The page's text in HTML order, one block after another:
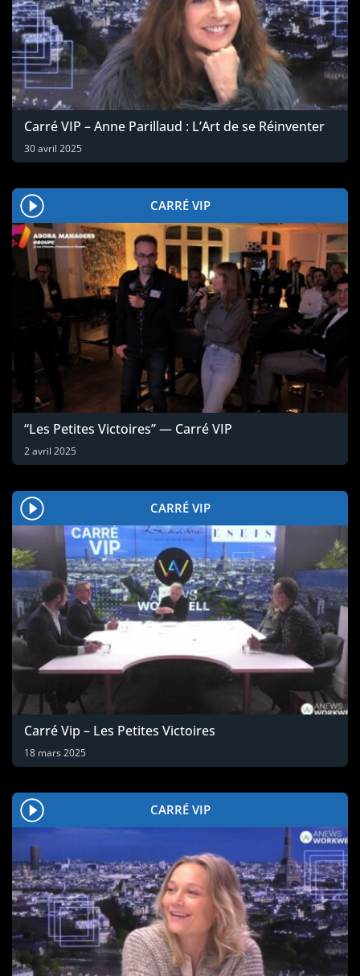
Carré VIP – Anne Parillaud : L’Art de se Réinventer
30 avril 2025
CARRÉ VIP
“Les Petites Victoires” — Carré VIP
2 avril 2025
CARRÉ VIP
Carré Vip – Les Petites Victoires
18 mars 2025
CARRÉ VIP